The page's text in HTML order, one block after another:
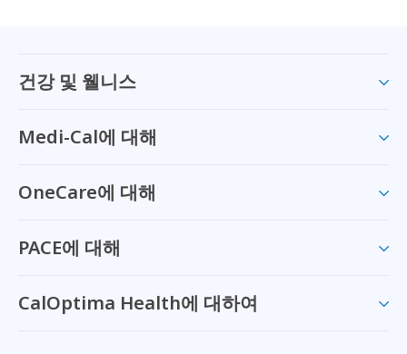
건강 및 웰니스
Medi-Cal에 대해
OneCare에 대해
PACE에 대해
CalOptima Health에 대하여